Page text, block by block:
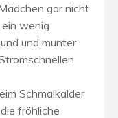
gar nicht
ein wenig
und munter
Schmalkalder
fröhliche